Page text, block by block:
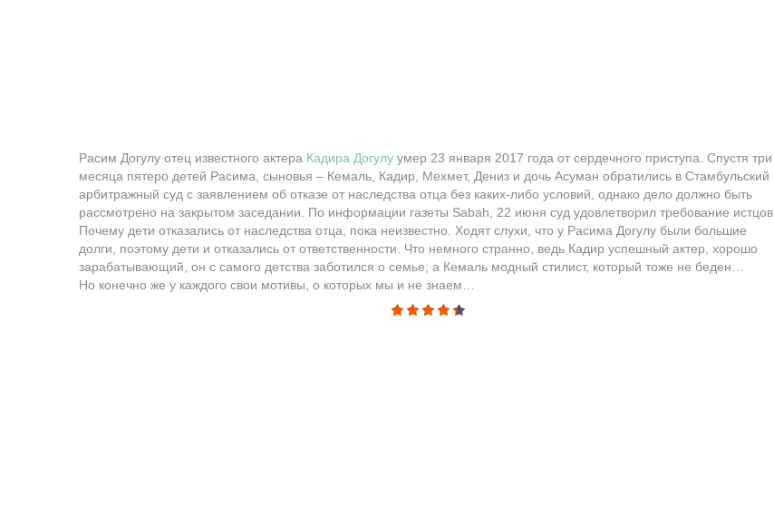
Расим Догулу отец известного актера Кадира Догулу умер 23 января 2017 года от сердечного приступа. Спустя три
месяца пятеро детей Расима, сыновья – Кемаль, Кадир, Мехмет, Дениз и дочь Асуман обратились в Стамбульский
арбитражный суд с заявлением об отказе от наследства отца без каких-либо условий, однако дело должно быть
рассмотрено на закрытом заседании. По информации газеты Sabah, 22 июня суд удовлетворил требование истцов.
Почему дети отказались от наследства отца, пока неизвестно. Ходят слухи, что у Расима Догулу были большие
долги, поэтому дети и отказались от ответственности. Что немного странно, ведь Кадир успешный актер, хорошо
зарабатывающий, он с самого детства заботился о семье; а Кемаль модный стилист, который тоже не беден…
Но конечно же у каждого свои мотивы, о которых мы и не знаем…